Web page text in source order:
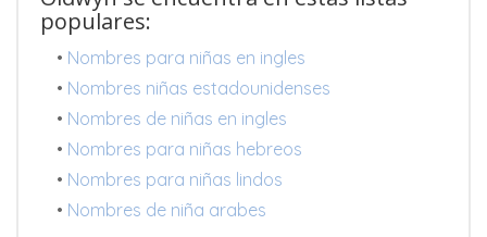
populares:
• Nombres para niñas en ingles
• Nombres niñas estadounidenses
• Nombres de niñas en ingles
• Nombres para niñas hebreos
• Nombres para niñas lindos
• Nombres de niña arabes